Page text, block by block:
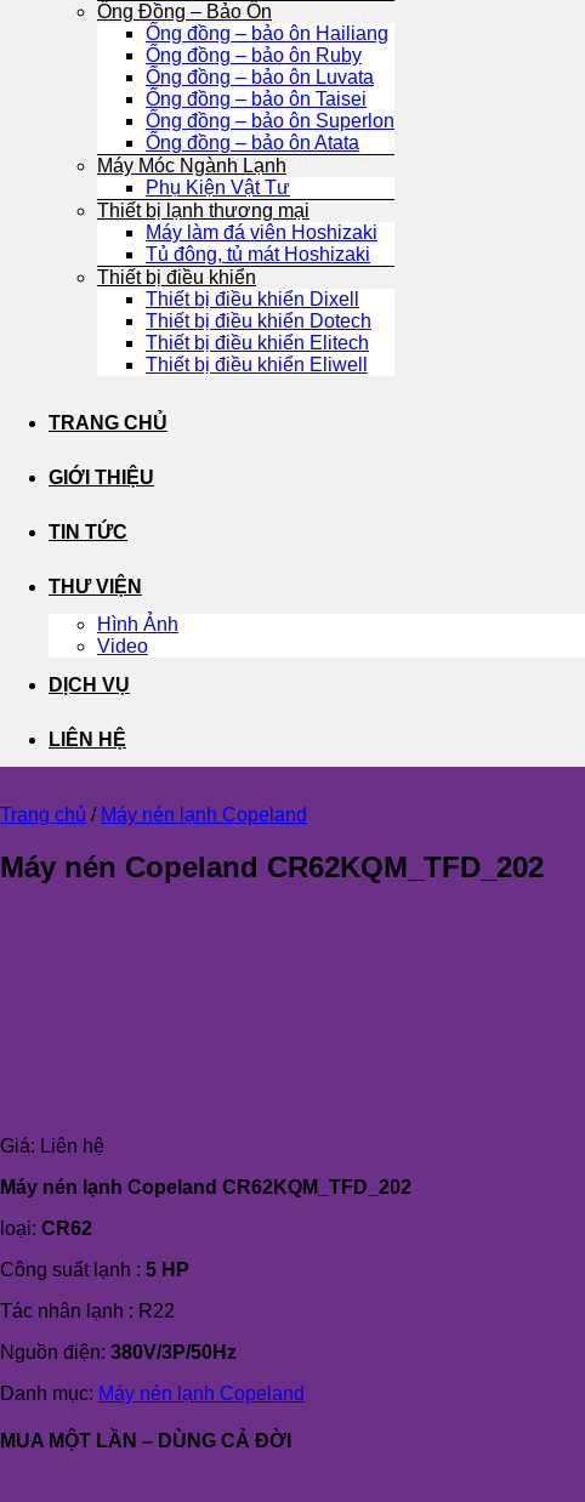
Ống Đồng – Bảo Ôn
Ống đồng – bảo ôn Hailiang
Ống đồng – bảo ôn Ruby
Ống đồng – bảo ôn Luvata
Ống đồng – bảo ôn Taisei
Ống đồng – bảo ôn Superlon
Ống đồng – bảo ôn Atata
Máy Móc Ngành Lạnh
Phụ Kiện Vật Tư
Thiết bị lạnh thương mại
Máy làm đá viên Hoshizaki
Tủ đông, tủ mát Hoshizaki
Thiết bị điều khiển
Thiết bị điều khiển Dixell
Thiết bị điều khiển Dotech
Thiết bị điều khiển Elitech
Thiết bị điều khiển Eliwell
TRANG CHỦ
GIỚI THIỆU
TIN TỨC
THƯ VIỆN
Hình Ảnh
Video
DỊCH VỤ
LIÊN HỆ
Trang chủ / Máy nén lạnh Copeland
Máy nén Copeland CR62KQM_TFD_202
Giá: Liên hệ
Máy nén lạnh Copeland CR62KQM_TFD_202
loại: CR62
Công suất lạnh : 5 HP
Tác nhân lạnh : R22
Nguồn điện: 380V/3P/50Hz
Danh mục: Máy nén lạnh Copeland
MUA MỘT LẦN – DÙNG CẢ ĐỜI